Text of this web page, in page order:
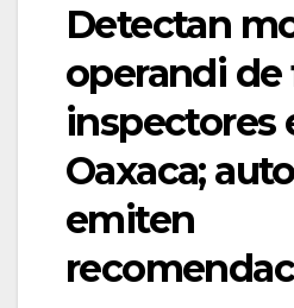
Detectan
operandi de
inspectores
Oaxaca;
emiten